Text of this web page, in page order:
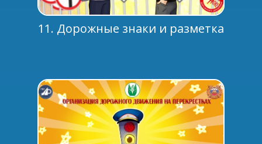
11. Дорожные знаки и разметка